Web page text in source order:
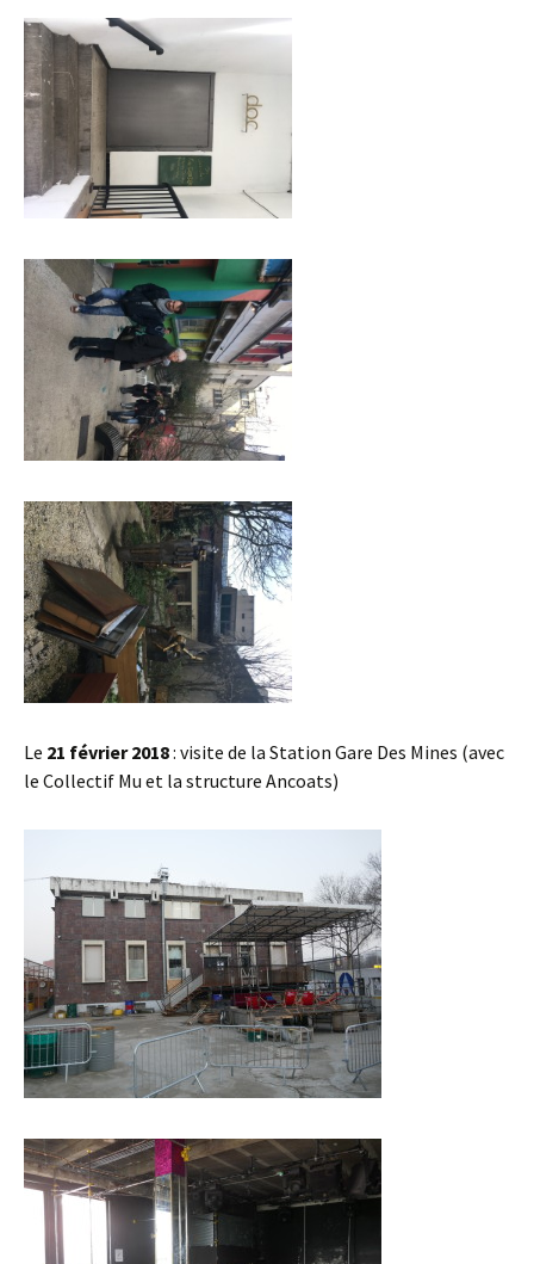
Le 21 février 2018: visite de la Station Gare Des Mines (avec
le Collectif Mu et la structure Ancoats)